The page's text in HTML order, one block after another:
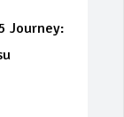
Journey: